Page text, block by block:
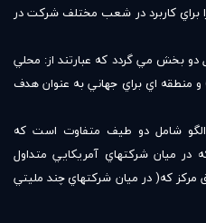
براي کاربرد در شعب مختلف شرکت در
دو بخش مي گردد که عبارتند از: محلي
منطقه اي براي جهاني به عنوان هدف
شامل دو طيف متفاوت است که
در ميان شرکتهاي آمريکايي متداول
که( در ميان شرکتهاي چند مليتي